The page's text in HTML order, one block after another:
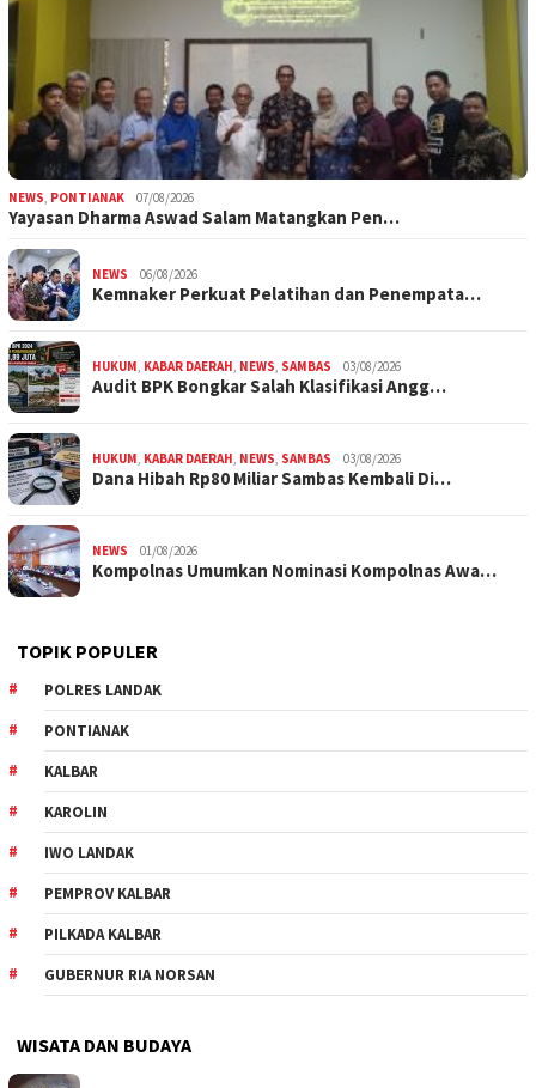
NEWS PONTIANAK 07/08/2026
Yayasan Dharma Aswad Salam Matangkan Pen…
NEWS 06/08/2026
Kemnaker Perkuat Pelatihan dan Penempata…
HUKUM KABAR DAERAH NEWS SAMBAS 03/08/2026
Audit BPK Bongkar Salah Klasifikasi Angg…
HUKUM KABAR DAERAH NEWS SAMBAS 03/08/2026
Dana Hibah Rp80 Miliar Sambas Kembali Di…
NEWS 01/08/2026
Kompolnas Umumkan Nominasi Kompolnas Awa…
TOPIK POPULER
POLRES LANDAK
PONTIANAK
KALBAR
KAROLIN
IWO LANDAK
PEMPROV KALBAR
PILKADA KALBAR
GUBERNUR RIA NORSAN
WISATA DAN BUDAYA